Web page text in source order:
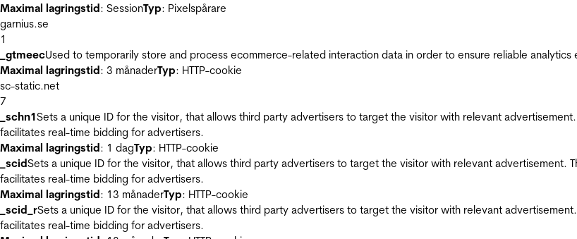
Maximal lagringstid: SessionTyp: Pixelspårare
garnius.se
1
_gtmeecUsed to temporarily store and process ecommerce-related interaction data in order to ensure reliable
Maximal lagringstid: 3 månaderTyp: HTTP-cookie
sc-static.net
7
_schn1Sets a unique ID for the visitor, that allows third party advertisers to target the visitor with relevant
facilitates real-time bidding for advertisers.
Maximal lagringstid: 1 dagTyp: HTTP-cookie
_scidSets a unique ID for the visitor, that allows third party advertisers to target the visitor with relevant advertisement.
facilitates real-time bidding for advertisers.
Maximal lagringstid: 13 månaderTyp: HTTP-cookie
_scid_rSets a unique ID for the visitor, that allows third party advertisers to target the visitor with relevant
facilitates real-time bidding for advertisers.